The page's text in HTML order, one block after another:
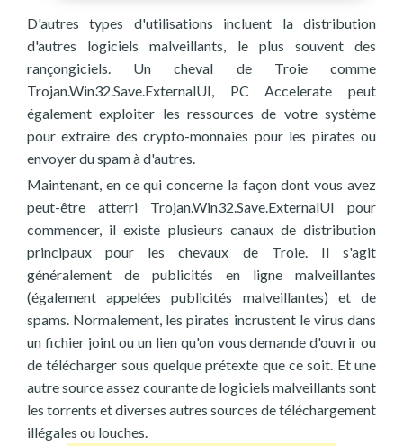
D'autres types d'utilisations incluent la distribution
d'autres logiciels malveillants, le plus souvent des
rançongiciels. Un cheval de Troie comme
Trojan.Win32.Save.ExternalUI, PC Accelerate peut
également exploiter les ressources de votre système
pour extraire des crypto-monnaies pour les pirates ou
envoyer du spam à d'autres.
Maintenant, en ce qui concerne la façon dont vous avez
peut-être atterri Trojan.Win32.Save.ExternalUI pour
commencer, il existe plusieurs canaux de distribution
principaux pour les chevaux de Troie. Il s'agit
généralement de publicités en ligne malveillantes
(également appelées publicités malveillantes) et de
spams. Normalement, les pirates incrustent le virus dans
un fichier joint ou un lien qu'on vous demande d'ouvrir ou
de télécharger sous quelque prétexte que ce soit. Et une
autre source assez courante de logiciels malveillants sont
les torrents et diverses autres sources de téléchargement
illégales ou louches.